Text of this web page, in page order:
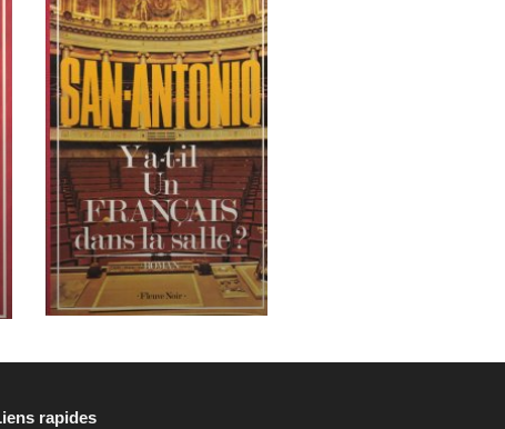
rapides